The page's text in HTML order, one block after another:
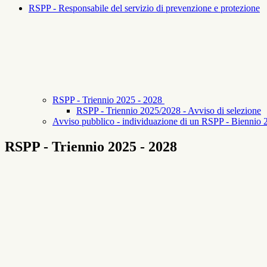
RSPP - Responsabile del servizio di prevenzione e protezione
RSPP - Triennio 2025 - 2028
RSPP - Triennio 2025/2028 - Avviso di selezione
Avviso pubblico - individuazione di un RSPP - Biennio
RSPP - Triennio 2025 - 2028